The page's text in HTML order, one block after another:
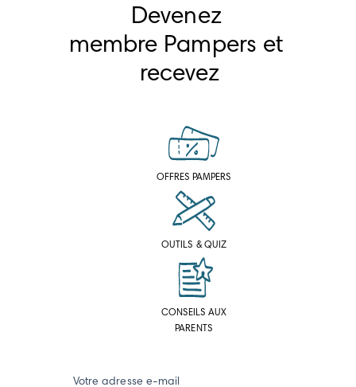
Devenez
membre Pampers et
recevez
OFFRES PAMPERS
OUTILS & QUIZ
CONSEILS AUX
PARENTS
Votre adresse e-mail